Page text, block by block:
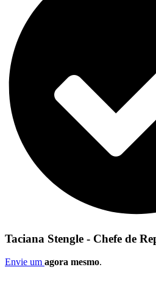
Taciana Stengle - Chefe de
Envie um agora mesmo.